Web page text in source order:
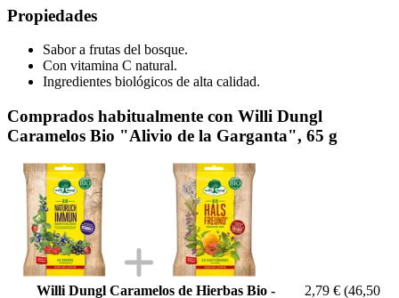
Propiedades
Sabor a frutas del bosque.
Con vitamina C natural.
Ingredientes biológicos de alta calidad.
Comprados habitualmente con Willi Dungl
Caramelos Bio "Alivio de la Garganta", 65 g
Willi Dungl Caramelos de Hierbas Bio - 2,79 € (46,50